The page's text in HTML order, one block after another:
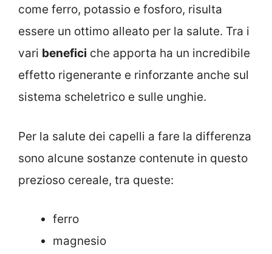
come ferro, potassio e fosforo, risulta
essere un ottimo alleato per la salute. Tra i
vari benefici che apporta ha un incredibile
effetto rigenerante e rinforzante anche sul
sistema scheletrico e sulle unghie.
Per la salute dei capelli a fare la differenza
sono alcune sostanze contenute in questo
prezioso cereale, tra queste:
ferro
magnesio